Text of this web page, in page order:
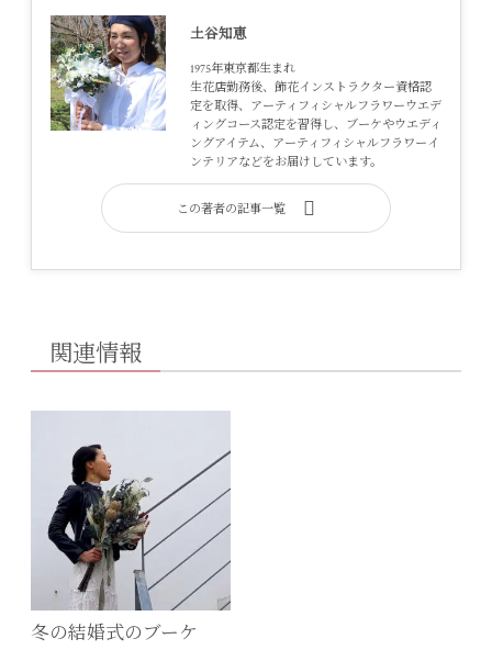
土谷知恵
1975年東京都生まれ
生花店勤務後、飾花インストラクター資格認
定を取得、アーティフィシャルフラワーウエデ
ィングコース認定を習得し、ブーケやウエディ
ングアイテム、アーティフィシャルフラワーイ
ンテリアなどをお届けしています。
この著者の記事一覧
関連情報
冬の結婚式のブーケ